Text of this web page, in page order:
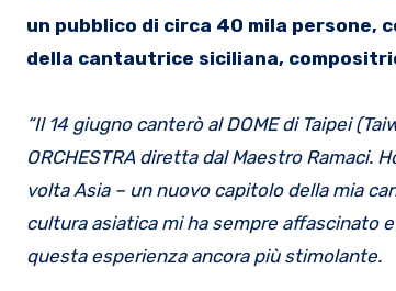
un pubblico di circa 40 mila
della cantautrice siciliana,
“Il 14 giugno canterò al DOME di Taipei
ORCHESTRA diretta dal Maestro Ramaci.
volta Asia – un nuovo capitolo della mia
cultura asiatica mi ha sempre affascinato
questa esperienza ancora più stimolante.